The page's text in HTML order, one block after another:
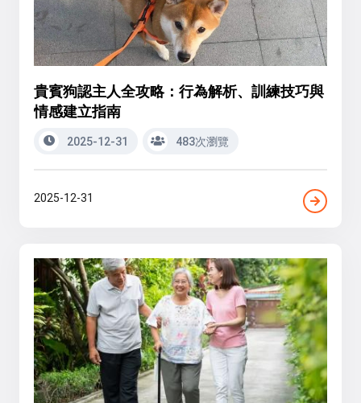
貴賓狗認主人全攻略：行為解析、訓練技巧與
情感建立指南
2025-12-31 483次瀏覽
2025-12-31